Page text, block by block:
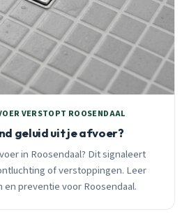
VERSTOPT ROOSENDAAL
geluid uit je afvoer?
in Roosendaal? Dit signaleert
of verstoppingen. Leer
preventie voor Roosendaal.